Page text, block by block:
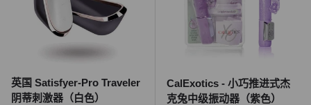
英国 Satisfyer-Pro Traveler
阴蒂刺激器（白色）
CalExotics - 小巧推进式杰
克兔中级振动器（紫色）